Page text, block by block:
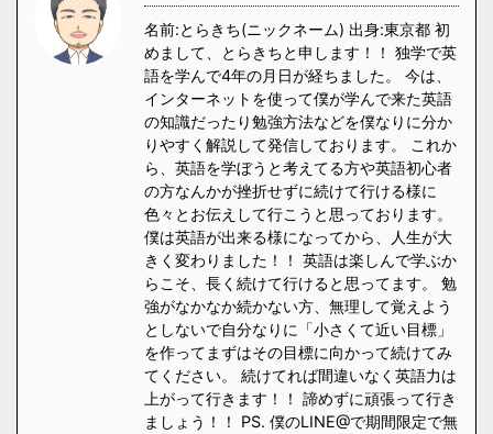
名前:とらきち(ニックネーム) 出身:東京都 初
めまして、とらきちと申します！！ 独学で英
語を学んで4年の月日が経ちました。 今は、
インターネットを使って僕が学んで来た英語
の知識だったり勉強方法などを僕なりに分か
りやすく解説して発信しております。 これか
ら、英語を学ぼうと考えてる方や英語初心者
の方なんかが挫折せずに続けて行ける様に
色々とお伝えして行こうと思っております。
僕は英語が出来る様になってから、人生が大
きく変わりました！！ 英語は楽しんで学ぶか
らこそ、長く続けて行けると思ってます。 勉
強がなかなか続かない方、無理して覚えよう
としないで自分なりに「小さくて近い目標」
を作ってまずはその目標に向かって続けてみ
てください。 続けてれば間違いなく英語力は
上がって行きます！！ 諦めずに頑張って行き
ましょう！！ PS. 僕のLINE@で期間限定で無